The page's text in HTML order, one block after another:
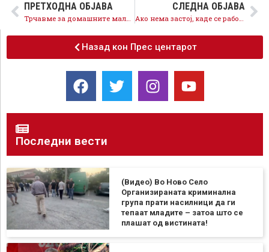
ПРЕТХОДНА ОБЈАВА
Трчавме за домашните мали и средни фирми и порачаме: Важни ни се!
СЛЕДНА ОБЈАВА
Ако нема застој, каде се работниците?
Назад кон Прес центарот
Последни вести
(Видео) Во Ново Село
Организираната криминална
група прати насилници да ги
тепаат младите – затоа што се
плашат од вистината!